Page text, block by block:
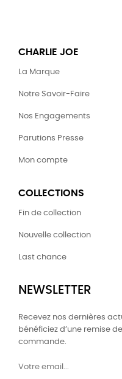
CHARLIE JOE
La Marque
Notre Savoir-Faire
Nos Engagements
Parutions Presse
Mon compte
COLLECTIONS
Fin de collection
Nouvelle collection
Last chance
NEWSLETTER
Recevez nos dernières
bénéficiez d’une remise
commande.